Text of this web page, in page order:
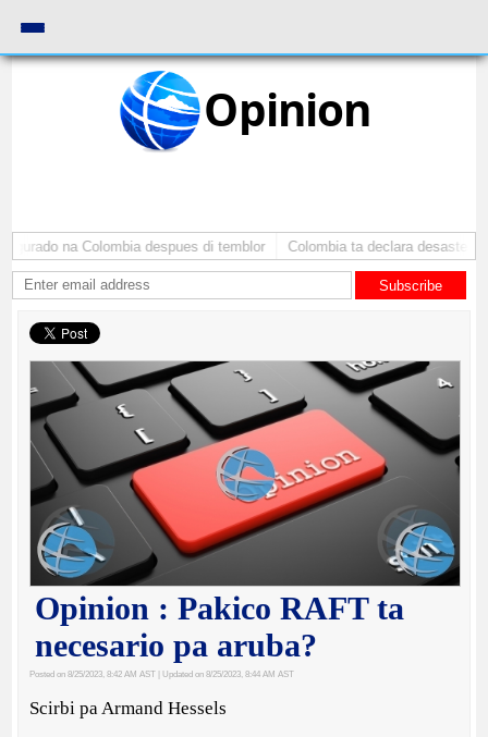
Opinion
na Colombia despues di temblor Colombia ta declara desaster
Subscribe
Opinion : Pakico RAFT ta
necesario pa aruba?
Posted on 8/25/2023, 8:42 AM AST | Updated on 8/25/2023, 8:44 AM AST
Scirbi pa Armand Hessels